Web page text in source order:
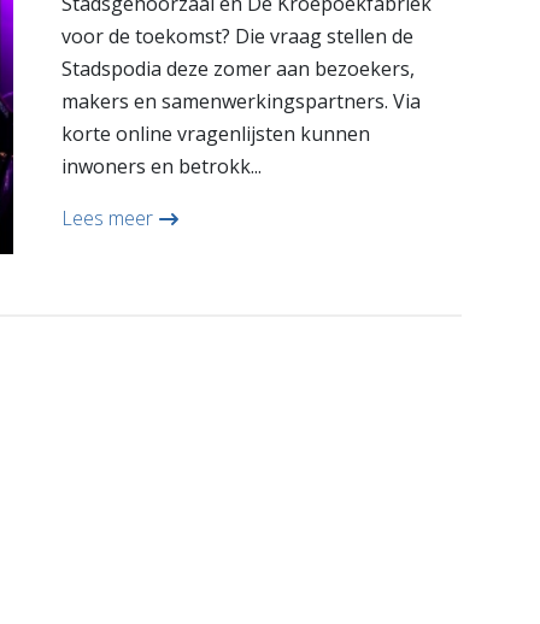
voor de toekomst? Die vraag stellen de
Stadspodia deze zomer aan bezoekers,
makers en samenwerkingspartners. Via
korte online vragenlijsten kunnen
inwoners en betrokk...
Lees meer